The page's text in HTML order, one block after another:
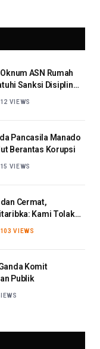
ASN Rumah
Sanksi Disiplin
12 VIEWS
Pancasila Manado
Berantas Korupsi
15 VIEWS
Cermat,
Kami Tolak
103VIEWS
Komit
Publik